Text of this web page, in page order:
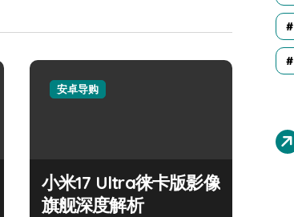
安卓导购
小米17 Ultra徕卡版影像
旗舰深度解析